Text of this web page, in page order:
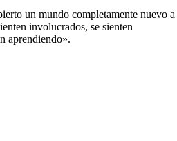
un mundo completamente nuevo a
involucrados, se sienten
aprendiendo».